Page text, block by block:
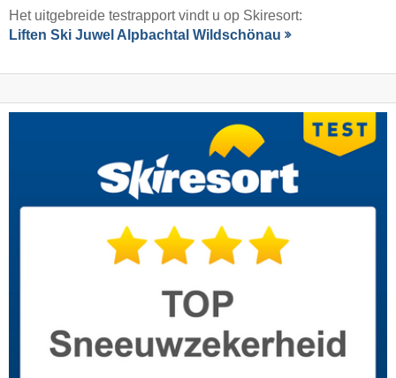
Het uitgebreide testrapport vindt u op Skiresort:
Liften Ski Juwel Alpbachtal Wildschönau